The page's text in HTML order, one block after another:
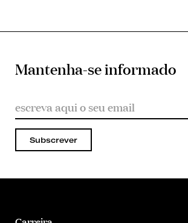
Mantenha-se informado
Subscrever